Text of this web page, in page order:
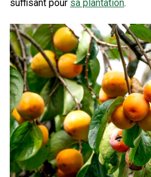
suffisant pour sa plantation.